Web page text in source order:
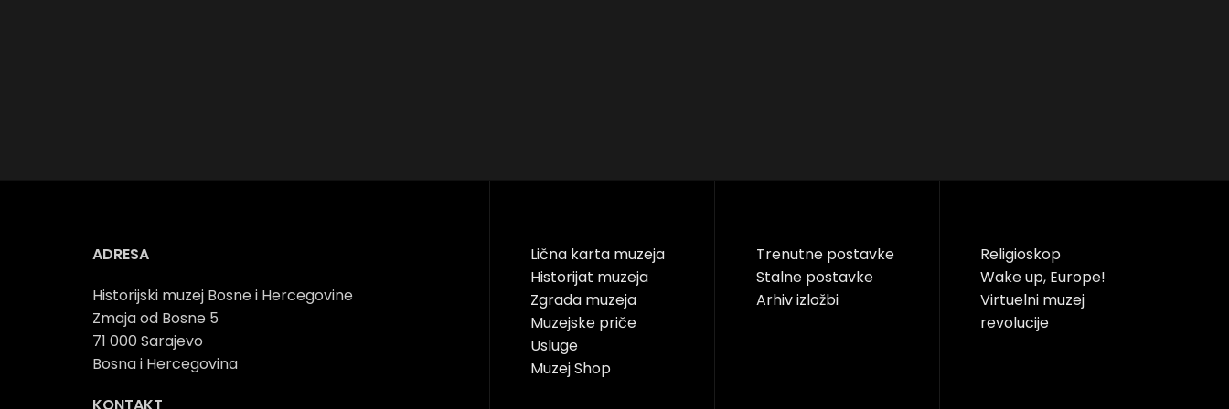
ADRESA
Historijski muzej Bosne i Hercegovine
Zmaja od Bosne 5
71 000 Sarajevo
Bosna i Hercegovina
KONTAKT
Lična karta muzeja
Historijat muzeja
Zgrada muzeja
Muzejske priče
Usluge
Muzej Shop
Trenutne postavke
Stalne postavke
Arhiv izložbi
Religioskop
Wake up, Europe!
Virtuelni muzej
revolucije